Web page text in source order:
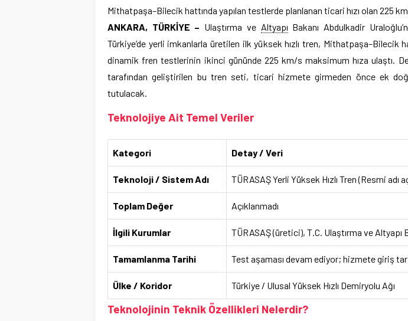
Mithatpaşa–Bilecik hattında yapılan testlerde planlanan ticari hızı olan 225
ANKARA, TÜRKİYE – Ulaştırma ve Altyapı Bakanı Abdulkadir
Türkiye’de yerli imkanlarla üretilen ilk yüksek hızlı tren, Mithatpaşa–Bilecik
dinamik fren testlerinin ikinci gününde 225 km/s maksimum hıza ulaştı.
tarafından geliştirilen bu tren seti, ticari hizmete girmeden önce ek
tutulacak.
Teknolojiye Ait Temel Veriler
Kategori Detay / Veri
Teknoloji / Sistem Adı TÜRASAŞ Yerli Yüksek Hızlı Tren (Resmi adı
Toplam Değer Açıklanmadı
İlgili Kurumlar TÜRASAŞ (üretici), T.C. Ulaştırma ve Altyapı
Tamamlanma Tarihi Test aşaması devam ediyor; hizmete giriş
Ülke / Koridor Türkiye / Ulusal Yüksek Hızlı Demiryolu Ağı
Teknolojinin Teknik Özellikleri Nelerdir?